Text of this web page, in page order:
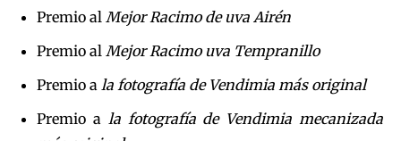
Premio al Mejor Racimo de uva Airén
Premio al Mejor Racimo uva Tempranillo
Premio a la fotografía de Vendimia más original
Premio a la fotografía de Vendimia mecanizada